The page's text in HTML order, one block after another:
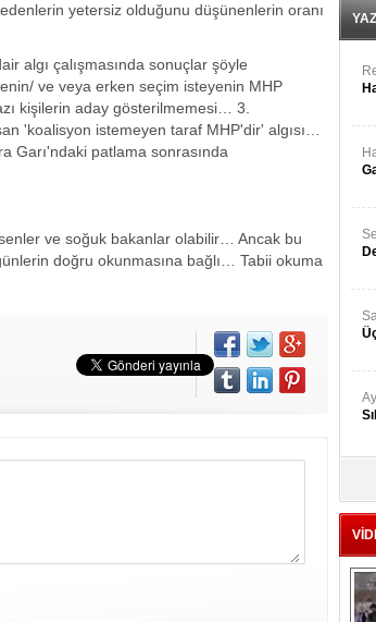
yetersiz olduğunu düşünenlerin oranı
algı çalışmasında sonuçlar şöyle
ve veya erken seçim isteyenin MHP
kişilerin aday gösterilmemesi… 3.
'koalisyon istemeyen taraf MHP'dir' algısı…
Garı'ndaki patlama sonrasında
ve soğuk bakanlar olabilir… Ancak bu
doğru okunmasına bağlı… Tabii okuma